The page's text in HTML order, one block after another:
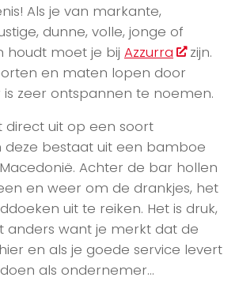
Als je van markante,
dunne, volle, jonge of
houdt moet je bij Azzurra
zijn.
en maten lopen door
is zeer ontspannen te noemen.
direct uit op een soort
deze bestaat uit een bamboe
Macedonië. Achter de bar hollen
en weer om de drankjes, het
uit te reiken. Het is druk,
anders want je merkt dat de
en als je goede service levert
als ondernemer…